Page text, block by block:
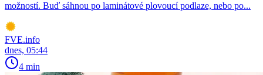
možností. Buď sáhnou po laminátové plovoucí podlaze, nebo po...
FVE.info
dnes, 05:44
4 min